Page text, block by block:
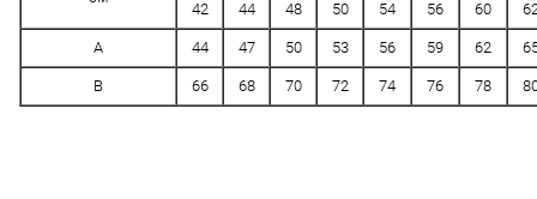
42
44
48
50
54
56
60
A 44 47 50 53 56 59 62
B 66 68 70 72 74 76 78